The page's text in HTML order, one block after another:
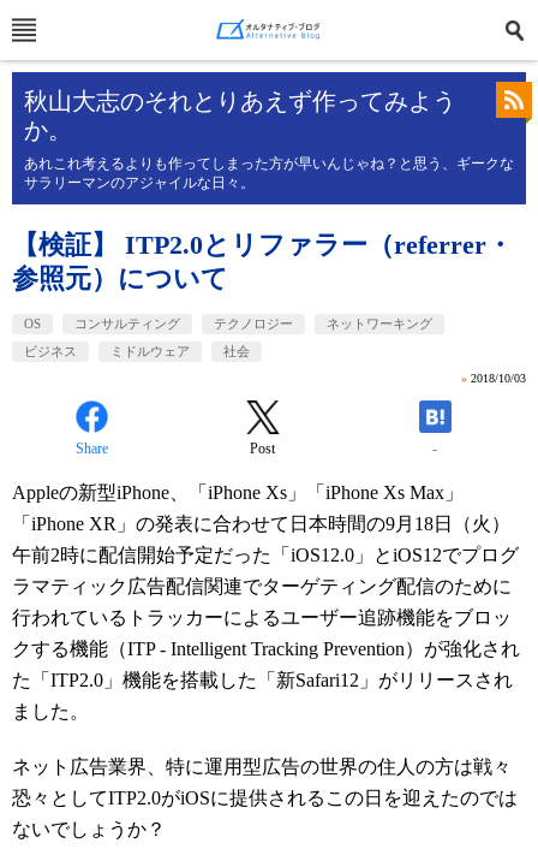
秋山大志のそれとりあえず作ってみよう
か。
あれこれ考えるよりも作ってしまった方が早いんじゃね？と思う、ギークな
サラリーマンのアジャイルな日々。
【検証】 ITP2.0とリファラー（referrer・
参照元）について
OS コンサルティング テクノロジー
ネットワーキング
ビジネス
ミドルウェア 社会
» 2018/10/03
Share Post -
Appleの新型iPhone、「iPhone Xs」「iPhone Xs Max」
「iPhone XR」の発表に合わせて日本時間の9月18日（火）
午前2時に配信開始予定だった「iOS12.0」とiOS12でプログ
ラマティック広告配信関連でターゲティング配信のために
行われているトラッカーによるユーザー追跡機能をブロッ
クする機能（ITP ‐ Intelligent Tracking Prevention）が強化され
た「ITP2.0」機能を搭載した「新Safari12」がリリースされ
ました。
ネット広告業界、特に運用型広告の世界の住人の方は戦々
恐々としてITP2.0がiOSに提供されるこの日を迎えたのでは
ないでしょうか？